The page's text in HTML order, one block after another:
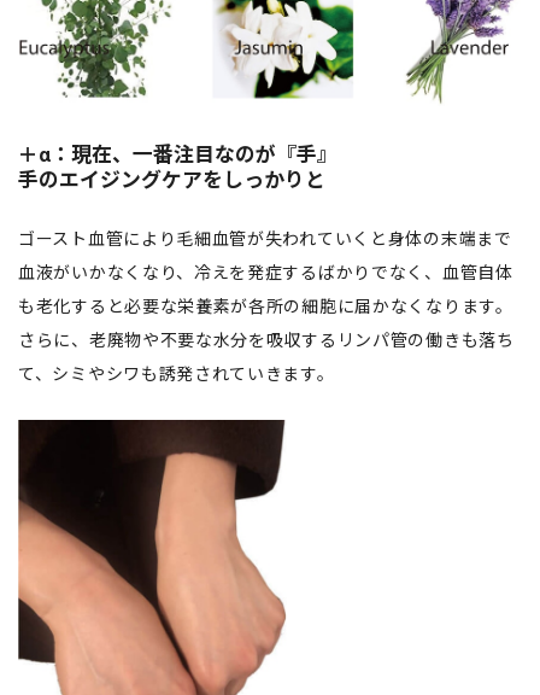
＋α：現在、一番注目なのが『手』
手のエイジングケアをしっかりと
ゴースト血管により毛細血管が失われていくと身体の末端まで
血液がいかなくなり、冷えを発症するばかりでなく、血管自体
も老化すると必要な栄養素が各所の細胞に届かなくなります。
さらに、老廃物や不要な水分を吸収するリンパ管の働きも落ち
て、シミやシワも誘発されていきます。